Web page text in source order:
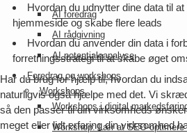
AI foredrag
AI rådgivning
AI potentialeanalyse
Foredrag og workshops
Workshops
Workshops i digital
Workshop: Lær at SEO-optimere
Hvordan du udnytter dine data til
hjemmeside og skabe flere leads
Hvordan du anvender din data i
forretningsstrategi til at skabe øget
Har du brug for hjælp til, hvordan du
naturligvis også hjælpe med det. Vi
så den passer til din virksomheds
meget eller lidt erfaring din virksomhed